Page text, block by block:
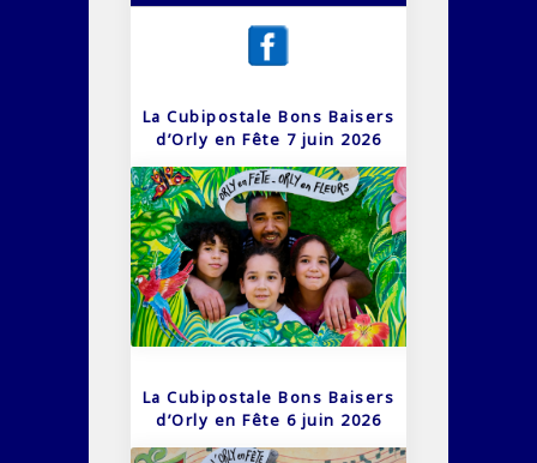
La Cubipostale Bons Baisers
d’Orly en Fête 7 juin 2026
La Cubipostale Bons Baisers
d’Orly en Fête 6 juin 2026